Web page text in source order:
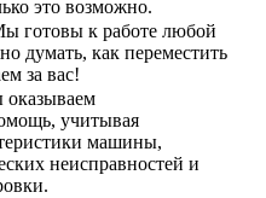
это возможно.
готовы к работе любой
думать, как переместить
за вас!
учитывая
машины,
неисправностей и